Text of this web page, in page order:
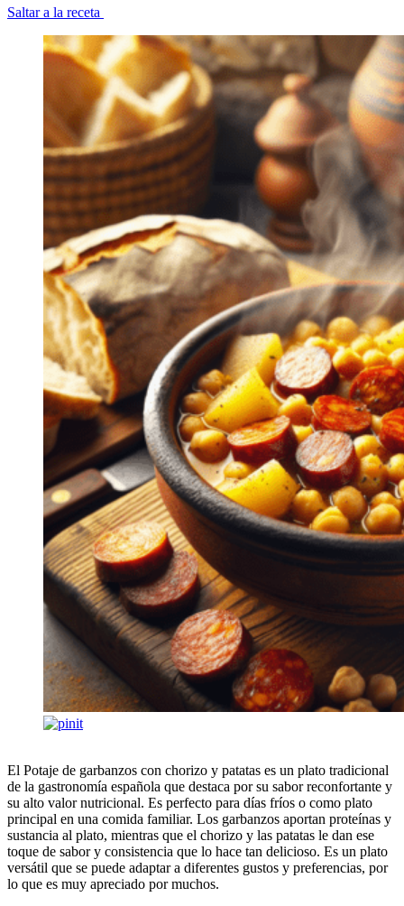
Saltar a la receta
El Potaje de garbanzos con chorizo y patatas es un plato tradicional
de la gastronomía española que destaca por su sabor reconfortante y
su alto valor nutricional. Es perfecto para días fríos o como plato
principal en una comida familiar. Los garbanzos aportan proteínas y
sustancia al plato, mientras que el chorizo y las patatas le dan ese
toque de sabor y consistencia que lo hace tan delicioso. Es un plato
versátil que se puede adaptar a diferentes gustos y preferencias, por
lo que es muy apreciado por muchos.